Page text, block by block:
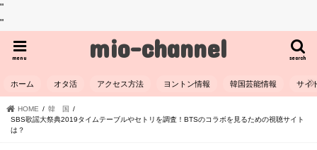
"
"
mio-channel search
menu
ホーム オタ活 アクセス方法 ヨントン情報 韓国芸能情報 サイ
HOME
韓 国
SBS歌謡大祭典2019タイムテーブルやセトリを調査！BTSのコラボを見るための視聴サイト
は？